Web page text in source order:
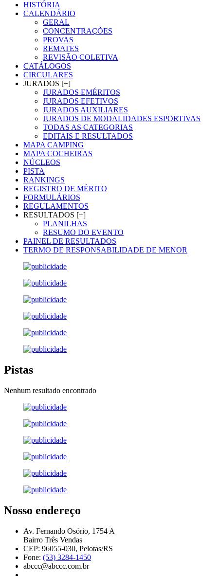
HISTÓRIA
CALENDÁRIO
GERAL
CONCENTRAÇÕES
PROVAS
REMATES
REVISÃO COLETIVA
CATÁLOGOS
CIRCULARES
JURADOS [+]
JURADOS EMÉRITOS
JURADOS EFETIVOS
JURADOS AUXILIARES
JURADOS DE MODALIDADES ESPORTIVAS
TODAS AS CATEGORIAS
EDITAIS E RESULTADOS
MAPA CAMPING
MAPA COCHEIRAS
NÚCLEOS
PISTA
RANKINGS
REGISTRO DE MÉRITO
FORMULÁRIOS
REGULAMENTOS
RESULTADOS [+]
PLANILHAS
RESUMO DO EVENTO
PAINEL DE RESULTADOS
TERMO DE RESPONSABILIDADE DE MENOR
Pistas
Nenhum resultado encontrado
Nosso endereço
Av. Fernando Osório, 1754 A
Bairro Três Vendas
CEP: 96055-030, Pelotas/RS
Fone: (53) 3284-1450
abccc@abccc.com.br